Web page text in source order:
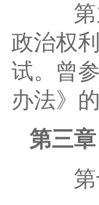
第九
政治权
试。曾
办法》
第三
第十